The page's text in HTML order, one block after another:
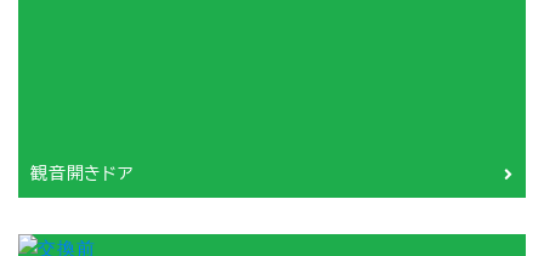
観音開きドア